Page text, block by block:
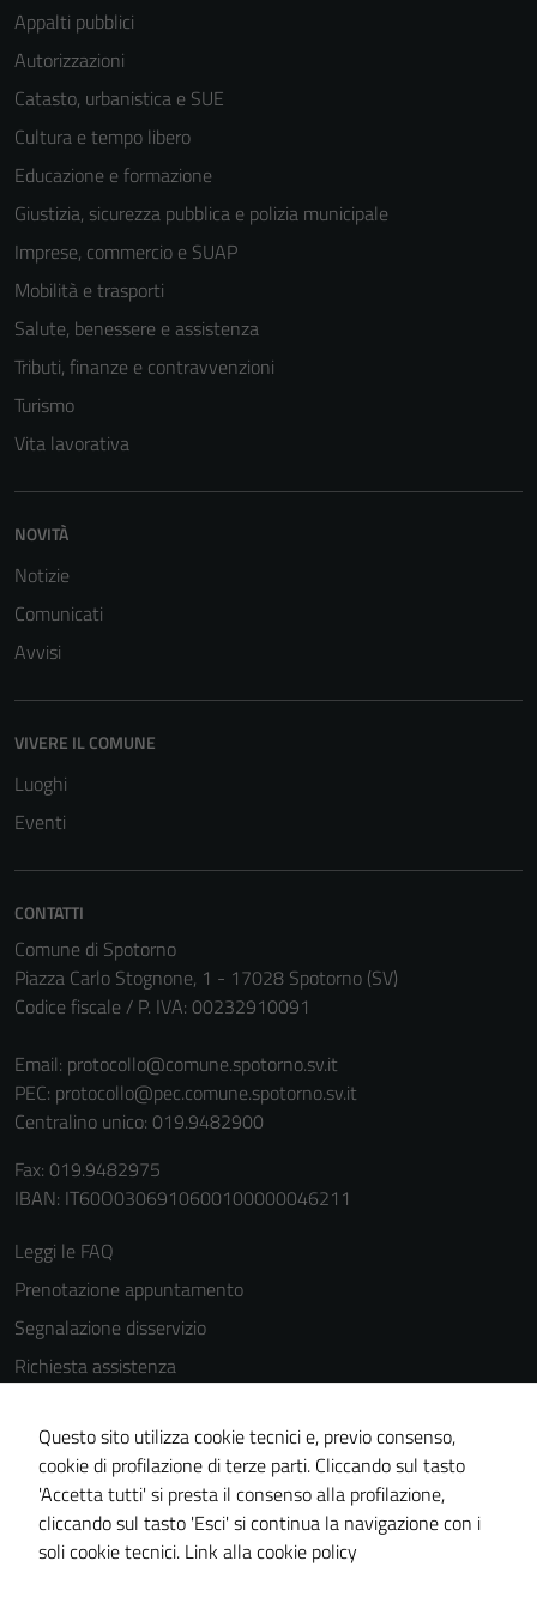
Appalti pubblici
Autorizzazioni
Catasto, urbanistica e SUE
Cultura e tempo libero
Educazione e formazione
Giustizia, sicurezza pubblica e polizia municipale
Imprese, commercio e SUAP
Mobilità e trasporti
Salute, benessere e assistenza
Tributi, finanze e contravvenzioni
Turismo
Vita lavorativa
NOVITÀ
Notizie
Comunicati
Avvisi
VIVERE IL COMUNE
Luoghi
Eventi
CONTATTI
Comune di Spotorno
Piazza Carlo Stognone, 1 - 17028 Spotorno (SV)
Codice fiscale / P. IVA: 00232910091
Email: protocollo@comune.spotorno.sv.it
PEC: protocollo@pec.comune.spotorno.sv.it
Centralino unico: 019.9482900
Fax: 019.9482975
IBAN: IT60O0306910600100000046211
Leggi le FAQ
Prenotazione appuntamento
Segnalazione disservizio
Richiesta assistenza
Informativa privacy
Cookie Policy
Note legali
Dichiarazione di accessibilità
Questo sito utilizza cookie tecnici e, previo consenso,
cookie di profilazione di terze parti. Cliccando sul tasto
'Accetta tutti' si presta il consenso alla profilazione,
cliccando sul tasto 'Esci' si continua la navigazione con i
soli cookie tecnici. Link alla cookie policy
informazioni